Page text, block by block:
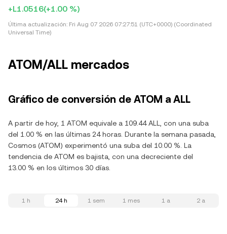
+L1.0516(+1.00 %)
Última actualización: Fri Aug 07 2026 07:27:51 (UTC+0000) (Coordinated
Universal Time)
ATOM/ALL mercados
Gráfico de conversión de ATOM a ALL
A partir de hoy, 1 ATOM equivale a 109.44 ALL, con una suba
del 1.00 % en las últimas 24 horas. Durante la semana pasada,
Cosmos (ATOM) experimentó una suba del 10.00 %. La
tendencia de ATOM es bajista, con una decreciente del
13.00 % en los últimos 30 días.
1 h 24 h 1 sem 1 mes 1 a 2 a